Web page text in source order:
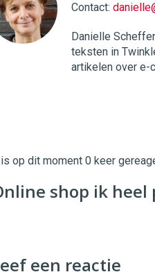
Contact:
Danielle
teksten in
artikelen over e-
https://
is op dit moment 0 keer
shop ik heel
een reactie